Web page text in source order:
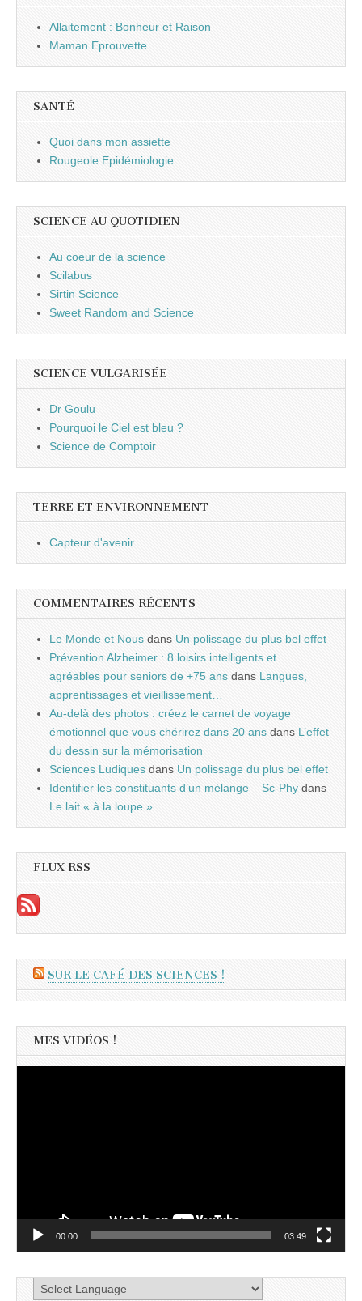
Allaitement : Bonheur et Raison
Maman Eprouvette
SANTÉ
Quoi dans mon assiette
Rougeole Epidémiologie
SCIENCE AU QUOTIDIEN
Au coeur de la science
Scilabus
Sirtin Science
Sweet Random and Science
SCIENCE VULGARISÉE
Dr Goulu
Pourquoi le Ciel est bleu ?
Science de Comptoir
TERRE ET ENVIRONNEMENT
Capteur d'avenir
COMMENTAIRES RÉCENTS
Le Monde et Nous dans Un polissage du plus bel effet
Prévention Alzheimer : 8 loisirs intelligents et
agréables pour seniors de +75 ans dans Langues,
apprentissages et vieillissement…
Au-delà des photos : créez le carnet de voyage
émotionnel que vous chérirez dans 20 ans dans L’effet
du dessin sur la mémorisation
Sciences Ludiques dans Un polissage du plus bel effet
Identifier les constituants d’un mélange – Sc-Phy dans
Le lait « à la loupe »
FLUX RSS
SUR LE CAFÉ DES SCIENCES !
MES VIDÉOS !
00:00 03:49